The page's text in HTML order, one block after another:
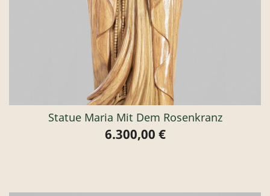
Statue Maria Mit Dem Rosenkranz
Preis
6.300,00 €